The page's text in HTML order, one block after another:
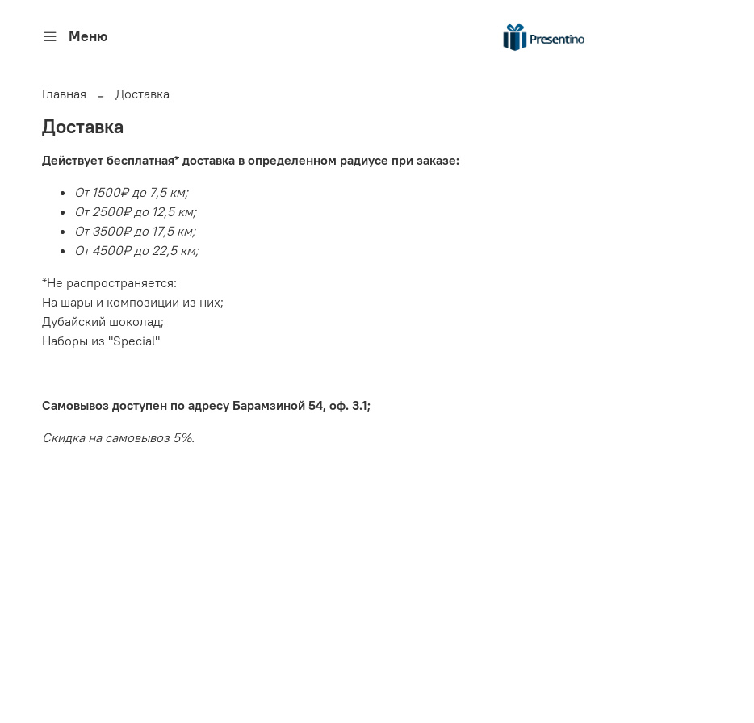
Меню
Главная Доставка
Доставка
Действует бесплатная* доставка в определенном радиусе при заказе:
От 1500₽ до 7,5 км;
От 2500₽ до 12,5 км;
От 3500₽ до 17,5 км;
От 4500₽ до 22,5 км;
*Не распространяется:
На шары и композиции из них;
Дубайский шоколад;
Наборы из "Special"
Самовывоз доступен по адресу Барамзиной 54, оф. 3.1;
Скидка на самовывоз 5%.